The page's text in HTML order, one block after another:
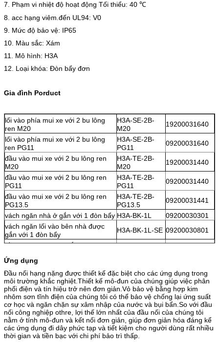
7. Phạm vi nhiệt độ hoạt động Tối thiểu: 40 ℃
8. acc hạng viêm.đến UL94: V0
9. Mức độ bảo vệ: IP65
10. Màu sắc: Xám
11. Mô hình: H3A
12. Loại khóa: Đòn bẩy đơn
Gia đình Porduct
lối vào phía mui xe với 2 bu lông
ren M20
H3A-SE-2B-
M20
19200031640
lối vào phía mui xe với 2 bu lông
ren PG11
H3A-SE-2B-
PG11
09200031640
đầu vào mui xe với 2 bu lông ren
M20
H3A-TE-2B-
M20
19200031440
đầu vào mui xe với 2 bu lông ren
PG11
H3A-TE-2B-
PG11
09200031440
đầu vào mui xe với 2 bu lông ren
PG13.5
H3A-TE-2B-
PG13.5
09200031441
vách ngăn nhà ở gắn với 1 đòn bẩy H3A-BK-1L
09200030301
vách ngăn lối vào bên nhà được
gắn với 1 đòn bẩy
H3A-BK-1L-SE 09200030801
bề mặt nhà ở được gắn với 1 đòn
H3A-SF-1L-
bề mặt nhà ở được gắn với 1 cần
gạt ren PG11, lối vào phía dưới
PG11
bề mặt vỏ được gắn với 1 đòn bẩy
ren PG13.5, lối vào phía dưới
H3A-SF-1L-
PG13.5
09200031251
cáp nhà ở sang loại cáp có 1 cần
ren M20
H3A-CCT-1L-
M20
19200031750
cáp nhà ở sang loại cáp có 1 cần
gạt ren PG11
H3A-CCT-1L-
PG11
09200031750
cáp nhà ở sang loại cáp có 1 cần
H3A-CCT-1L-
Ứng dụng
Đầu nối hạng nặng được thiết kế đặc biệt cho các ứng dụng trong
môi trường khắc nghiệt.Thiết kế mô-đun của chúng giúp việc phân
phối điện và tín hiệu trở nên đơn giản.Vỏ bảo vệ bằng hợp kim
nhôm sơn tĩnh điện của chúng tôi có thể bảo vệ chống lại ứng suất
cơ học và ngăn chặn sự xâm nhập của nước và bụi bẩn.So với đầu
nối công nghiệp othre, lợi thế lớn nhất của đầu nối của chúng tôi
nằm ở tính mô-đun và kết nối đơn giản, giúp đơn giản hóa đáng kể
các ứng dụng đi dây phức tạp và tiết kiệm cho người dùng rất nhiều
thời gian và tiền bạc với chi phí bảo trì thấp.